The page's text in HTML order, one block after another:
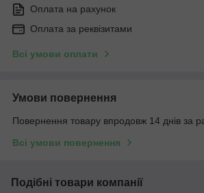
Оплата на рахунок
Оплата за реквізитами
Всі умови оплати
Умови повернення
Повернення товару впродовж 14 днів за
Всі умови повернення
Подібні товари компанії